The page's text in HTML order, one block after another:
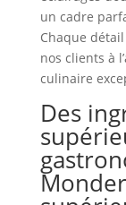
un cadre
Chaque
nos clients à
culinaire
Des